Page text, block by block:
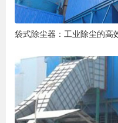
袋式除尘器：工业除尘的高